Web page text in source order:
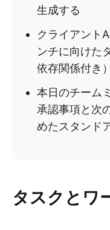
生成する
クライアント
ンチに向けた
依存関係付き）
本日のチーム
承認事項と次
めたスタンド
タスクとワ